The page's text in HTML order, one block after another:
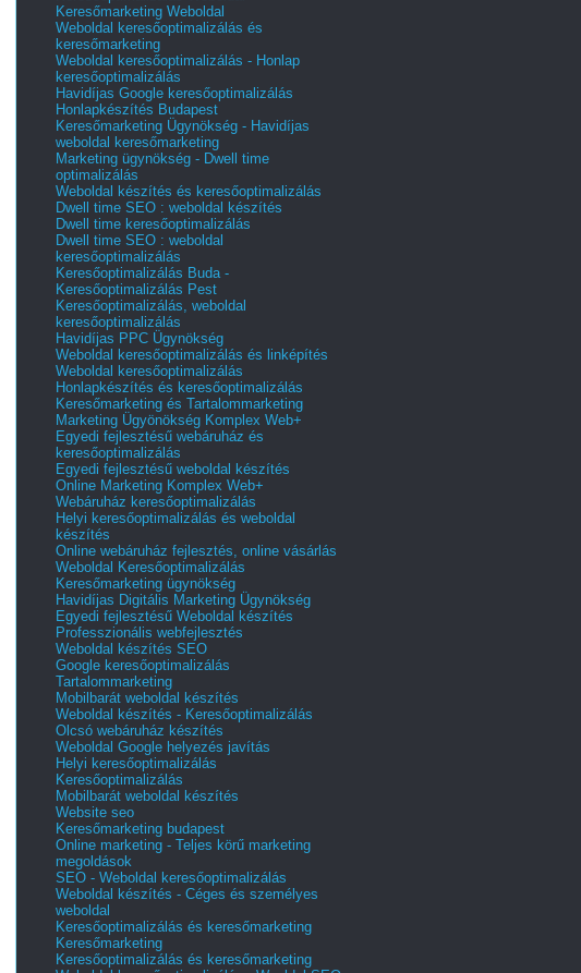
Keresőmarketing Weboldal
Weboldal keresőoptimalizálás és
keresőmarketing
Weboldal keresőoptimalizálás - Honlap
keresőoptimalizálás
Havidíjas Google keresőoptimalizálás
Honlapkészítés Budapest
Keresőmarketing Ügynökség - Havidíjas
weboldal keresőmarketing
Marketing ügynökség - Dwell time
optimalizálás
Weboldal készítés és keresőoptimalizálás
Dwell time SEO : weboldal készítés
Dwell time keresőoptimalizálás
Dwell time SEO : weboldal
keresőoptimalizálás
Keresőoptimalizálás Buda -
Keresőoptimalizálás Pest
Keresőoptimalizálás, weboldal
keresőoptimalizálás
Havidíjas PPC Ügynökség
Weboldal keresőoptimalizálás és linképítés
Weboldal keresőoptimalizálás
Honlapkészítés és keresőoptimalizálás
Keresőmarketing és Tartalommarketing
Marketing Ügyönökség Komplex Web+
Egyedi fejlesztésű webáruház és
keresőoptimalizálás
Egyedi fejlesztésű weboldal készítés
Online Marketing Komplex Web+
Webáruház keresőoptimalizálás
Helyi keresőoptimalizálás és weboldal
készítés
Online webáruház fejlesztés, online vásárlás
Weboldal Keresőoptimalizálás
Keresőmarketing ügynökség
Havidíjas Digitális Marketing Ügynökség
Egyedi fejlesztésű Weboldal készítés
Professzionális webfejlesztés
Weboldal készítés SEO
Google keresőoptimalizálás
Tartalommarketing
Mobilbarát weboldal készítés
Weboldal készítés - Keresőoptimalizálás
Olcsó webáruház készítés
Weboldal Google helyezés javítás
Helyi keresőoptimalizálás
Keresőoptimalizálás
Mobilbarát weboldal készítés
Website seo
Keresőmarketing budapest
Online marketing - Teljes körű marketing
megoldások
SEO - Weboldal keresőoptimalizálás
Weboldal készítés - Céges és személyes
weboldal
Keresőoptimalizálás és keresőmarketing
Keresőmarketing
Keresőoptimalizálás és keresőmarketing